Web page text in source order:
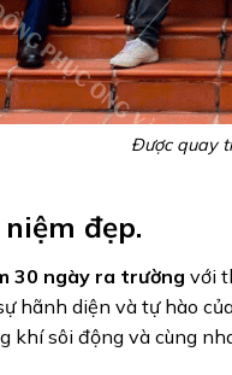
Được quay
đẹp.
30 ngày ra trường với
hãnh diện và tự hào
khí sôi động và cùng